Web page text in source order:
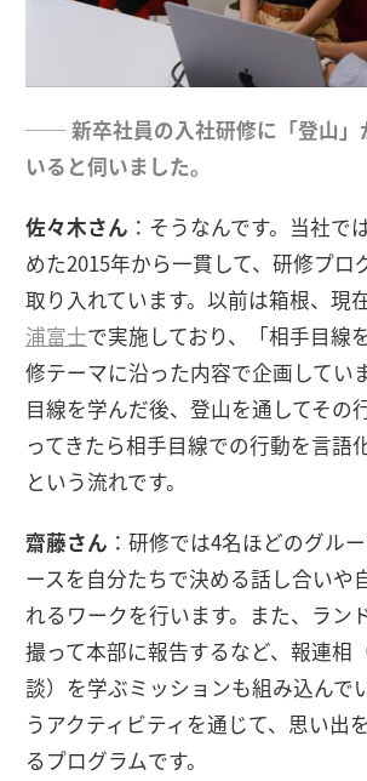
── 新卒社員の入社研修に「登山」
いると伺いました。
佐々木さん ：そうなんです。当社で
めた2015年から一貫して、研修プロ
取り入れています。以前は箱根、現
浦富士で実施しており、「相手目線
修テーマに沿った内容で企画してい
目線を学んだ後、登山を通してその
ってきたら相手目線での行動を言語
という流れです。
齋藤さん ：研修では4名ほどのグル
ースを自分たちで決める話し合いや
れるワークを行います。また、ラン
撮って本部に報告するなど、報連相
談）を学ぶミッションも組み込んで
うアクティビティを通じて、思い出
るプログラムです。